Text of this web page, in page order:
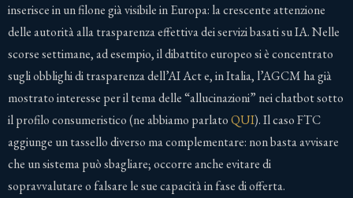
inserisce in un filone già visibile in Europa: la crescente attenzione
delle autorità alla trasparenza effettiva dei servizi basati su IA. Nelle
scorse settimane, ad esempio, il dibattito europeo si è concentrato
sugli obblighi di trasparenza dell’AI Act e, in Italia, l’AGCM ha già
mostrato interesse per il tema delle “allucinazioni” nei chatbot sotto
il profilo consumeristico (ne abbiamo parlatoQUI). Il caso FTC
aggiunge un tassello diverso ma complementare: non basta avvisare
che un sistema può sbagliare; occorre anche evitare di
sopravvalutare o falsare le sue capacità in fase di offerta.